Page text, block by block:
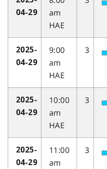
04-29
am
HAE
2025-
04-29
9:00
am
HAE
3
2025-
04-29
10:00
am
HAE
3
2025-
04-29
11:00
am
3